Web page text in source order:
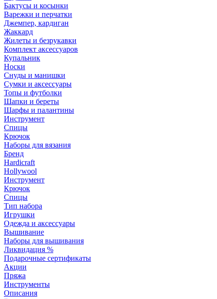
Бактусы и косынки
Варежки и перчатки
Джемпер, кардиган
Жаккард
Жилеты и безрукавки
Комплект аксессуаров
Купальник
Носки
Снуды и манишки
Сумки и аксессуары
Топы и футболки
Шапки и береты
Шарфы и палантины
Инструмент
Спицы
Крючок
Наборы для вязания
Бренд
Hardicraft
Hollywool
Инструмент
Крючок
Спицы
Тип набора
Игрушки
Одежда и аксессуары
Вышивание
Наборы для вышивания
Ликвидация %
Подарочные сертификаты
Акции
Пряжа
Инструменты
Описания